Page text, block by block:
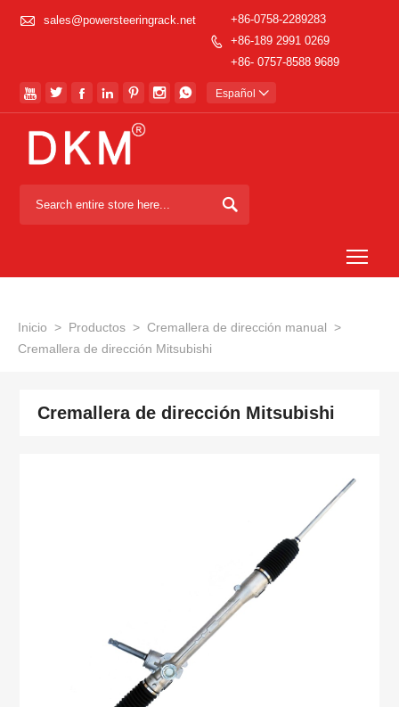
 sales@powersteeringrack.net

+86-0758-2289283
+86-189 2991 0269
+86- 0757-8588 9689
       Español 

Inicio > Productos > Cremallera de dirección manual >
Cremallera de dirección Mitsubishi
Cremallera de dirección Mitsubishi